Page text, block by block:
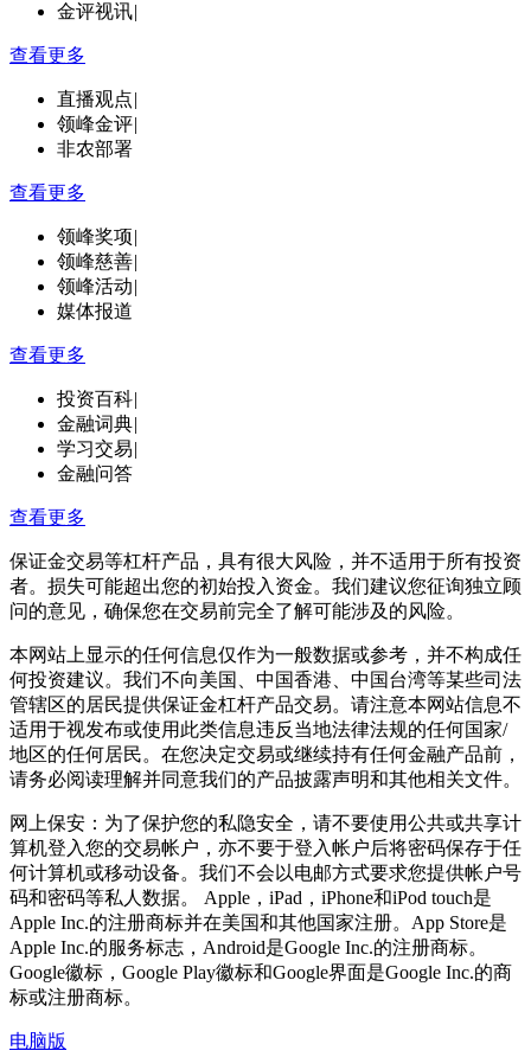
金评视讯|
查看更多
直播观点|
领峰金评|
非农部署
查看更多
领峰奖项|
领峰慈善|
领峰活动|
媒体报道
查看更多
投资百科|
金融词典|
学习交易|
金融问答
查看更多
保证金交易等杠杆产品，具有很大风险，并不适用于所有投资
者。损失可能超出您的初始投入资金。我们建议您征询独立顾
问的意见，确保您在交易前完全了解可能涉及的风险。
本网站上显示的任何信息仅作为一般数据或参考，并不构成任
何投资建议。我们不向美国、中国香港、中国台湾等某些司法
管辖区的居民提供保证金杠杆产品交易。请注意本网站信息不
适用于视发布或使用此类信息违反当地法律法规的任何国家/
地区的任何居民。在您决定交易或继续持有任何金融产品前，
请务必阅读理解并同意我们的产品披露声明和其他相关文件。
网上保安：为了保护您的私隐安全，请不要使用公共或共享计
算机登入您的交易帐户，亦不要于登入帐户后将密码保存于任
何计算机或移动设备。我们不会以电邮方式要求您提供帐户号
码和密码等私人数据。 Apple，iPad，iPhone和iPod touch是
Apple Inc.的注册商标并在美国和其他国家注册。App Store是
Apple Inc.的服务标志，Android是Google Inc.的注册商标。
Google徽标，Google Play徽标和Google界面是Google Inc.的商
标或注册商标。
电脑版